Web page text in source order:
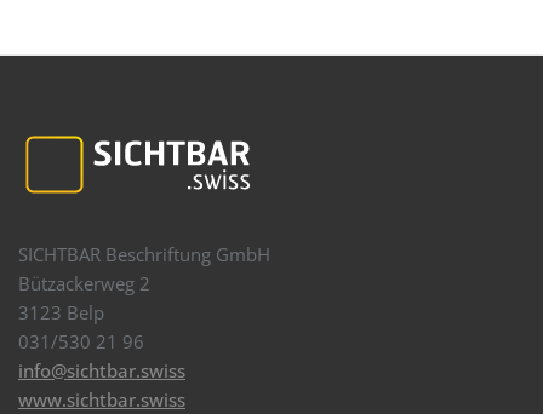
SICHTBAR Beschriftung GmbH
Bützackerweg 2
3123 Belp
031/530 21 96
info@sichtbar.swiss
www.sichtbar.swiss